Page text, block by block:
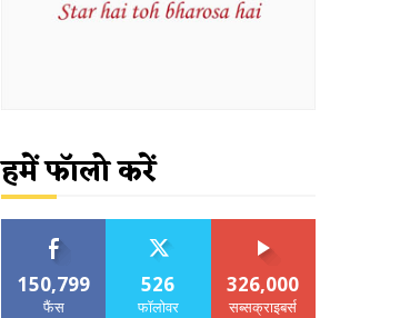
हमें फॉलो करें
150,799
फैंस
526
फॉलोवर
326,000
सब्सक्राइबर्स